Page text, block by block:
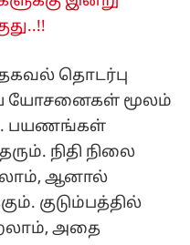
தொடர்பு
யோசனைகள் மூலம்
பயணங்கள்
நிதி நிலை
ஆனால்
குடும்பத்தில்
அதை